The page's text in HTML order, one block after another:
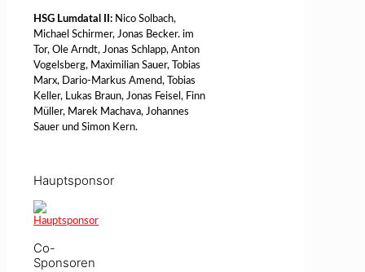
HSG Lumdatal II: Nico Solbach,
Michael Schirmer, Jonas Becker. im
Tor, Ole Arndt, Jonas Schlapp, Anton
Vogelsberg, Maximilian Sauer, Tobias
Marx, Dario-Markus Amend, Tobias
Keller, Lukas Braun, Jonas Feisel, Finn
Müller, Marek Machava, Johannes
Sauer und Simon Kern.
Hauptsponsor
Co-
Sponsoren